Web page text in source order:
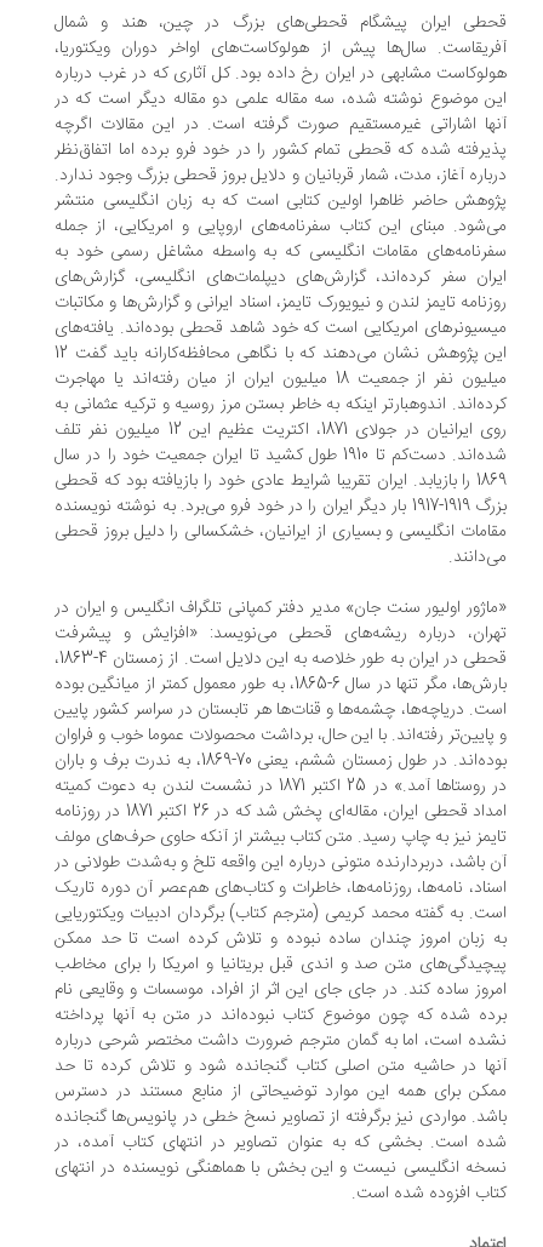
ایران پیشگام قحطی‌های بزرگ در چین، هند و شمال
سال‌ها پیش از هولوکاست‌های اواخر دوران ویکتوریا،
مشابهی در ایران رخ داده بود. کل آثاری که در غرب درباره
موضوع نوشته شده، سه مقاله علمی دو مقاله دیگر است که در
اشاراتی غیرمستقیم صورت گرفته است. در این مقالات اگرچه
شده که قحطی تمام کشور را در خود فرو برده اما اتفاق‌نظر
آغاز، مدت، شمار قربانیان و دلایل بروز قحطی بزرگ وجود ندارد.
حاضر ظاهرا اولین کتابی است که به زبان انگلیسی منتشر
مبنای این کتاب سفرنامه‌های اروپایی و امریکایی، از جمله
مقامات انگلیسی که به واسطه مشاغل رسمی خود به
سفر کرده‌اند، گزارش‌های دیپلمات‌های انگلیسی، گزارش‌های
تایمز لندن و نیویورک تایمز، اسناد ایرانی و گزارش‌ها و مکاتبات
امریکایی است که خود شاهد قحطی بوده‌اند. یافته‌های
این پژوهش نشان می‌دهند که با نگاهی محافظه‌کارانه باید گفت 12
میلیون نفر از جمعیت 18 میلیون ایران از میان رفته‌اند یا مهاجرت
اندوهبارتر اینکه به‌ خاطر بستن مرز روسیه و ترکیه عثمانی به
روی ایرانیان در جولای 1871، اکتریت عظیم این 12 میلیون نفر تلف
شده‌اند. دست‌کم تا 1910 طول کشید تا ایران جمعیت خود را در سال
1869 را بازیابد. ایران تقریبا شرایط عادی خود را بازیافته بود که قحطی
بزرگ 1919-1917 بار دیگر ایران را در خود فرو می‌برد. به نوشته نویسنده
انگلیسی و بسیاری از ایرانیان، خشکسالی را دلیل بروز قحطی
اولیور سنت جان» مدیر دفتر کمپانی تلگراف انگلیس و ایران در
درباره ریشه‌های قحطی می‌نویسد: «افزایش و پیشرفت
قحطی در ایران به ‌طور خلاصه به این دلایل است. از زمستان 4-1863،
بارش‌ها، مگر تنها در سال 6-1865، به ‌طور معمول کمتر از میانگین بوده
دریاچه‌ها، چشمه‌ها و قنات‌ها هر تابستان در سراسر کشور پایین
رفته‌اند. با این حال، برداشت محصولات عموما خوب و فراوان
بوده‌اند. در طول زمستان ششم، یعنی 70-1869، به ندرت برف و باران
در روستاها آمد.» در 25 اکتبر 1871 در نشست لندن به دعوت کمیته
امداد قحطی ایران، مقاله‌ای پخش شد که در 26 اکتبر 1871 در روزنامه
نیز به چاپ رسید. متن کتاب بیشتر از آنکه حاوی حرف‌های مولف
باشد، دربردارنده متونی درباره این واقعه تلخ و به‌شدت طولانی در
نامه‌ها، روزنامه‌ها، خاطرات و کتاب‌های هم‌عصر آن دوره تاریک
به گفته محمد کریمی (مترجم کتاب) برگردان ادبیات ویکتوریایی
زبان امروز چندان ساده نبوده و تلاش کرده است تا حد ممکن
متن صد و اندی قبل بریتانیا و امریکا را برای مخاطب
ساده کند. در جای جای این اثر از افراد، موسسات و وقایعی نام
شده که چون موضوع کتاب نبوده‌اند در متن به آنها پرداخته
است، اما به گمان مترجم ضرورت داشت مختصر شرحی درباره
در حاشیه متن اصلی کتاب گنجانده شود و تلاش کرده تا حد
برای همه این موارد توضیحاتی از منابع مستند در دسترس
مواردی نیز برگرفته از تصاویر نسخ خطی در پانویس‌ها گنجانده
است. بخشی که به عنوان تصاویر در انتهای کتاب آمده، در
انگلیسی نیست و این بخش با هماهنگی نویسنده در انتهای
افزوده شده است.